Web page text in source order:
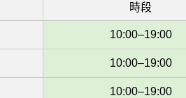
時段
10:00–19:00
10:00–19:00
10:00–19:00